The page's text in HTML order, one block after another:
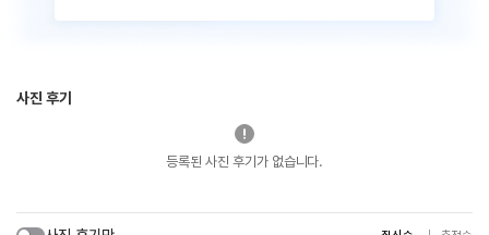
사진 후기
등록된 사진 후기가 없습니다.